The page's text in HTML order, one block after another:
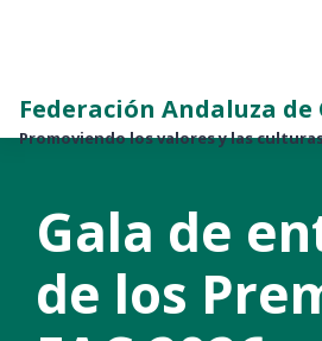
Federación Andaluza de
Promoviendo los valores y las
Gala de
de los